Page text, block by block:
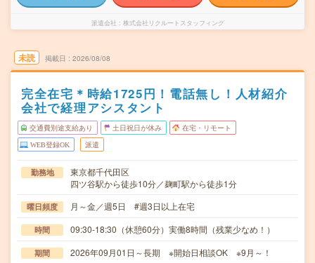
派遣会社 株式会社リクルートスタッフィング
未読 掲載日 2026/08/08
完全在宅＊時給1725円！電話無し！人材紹介
会社で経理アシスタント
交通費別途支給あり 土日祝日が休み 在宅・リモート
WEB登録OK 派遣
勤務地
東京都千代田区
四ツ谷駅から徒歩10分／麹町駅から徒歩1分
曜日頻度 月～金／週5日 #週3日以上在宅
時間 09:30-18:30（休憩60分）実働8時間（残業少なめ！）
期間 2026年09月01日～長期 ※開始日相談OK ※9月～！